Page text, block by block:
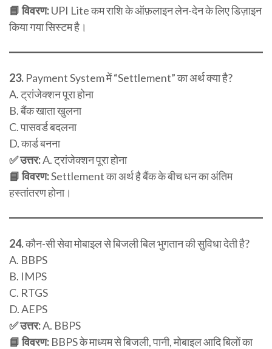
📘 विवरण:UPI Lite कम राशि के ऑफ़लाइन लेन-देन के लिए डिज़ाइन
किया गया सिस्टम है।
23. Payment System में “Settlement” का अर्थ क्या है?
A. ट्रांजेक्शन पूरा होना
B. बैंक खाता खुलना
C. पासवर्ड बदलना
D. कार्ड बनना
✅ उत्तर:A. ट्रांजेक्शन पूरा होना
📘 विवरण:Settlement का अर्थ है बैंक के बीच धन का अंतिम
हस्तांतरण होना।
24.कौन-सी सेवा मोबाइल से बिजली बिल भुगतान की सुविधा देती है?
A. BBPS
B. IMPS
C. RTGS
D. AEPS
✅ उत्तर:A. BBPS
📘 विवरण: BBPS के माध्यम से बिजली, पानी, मोबाइल आदि बिलों का